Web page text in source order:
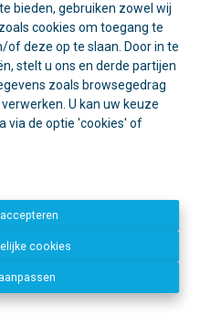
bieden, gebruiken zowel wij
cookies om toegang te
deze op te slaan. Door in te
stelt u ons en derde partijen
zoals browsegedrag
U kan uw keuze
via de optie 'cookies' of
cookies
deur schuilt
🏡
we vaak op pad
bezichtigingen.
in de namiddag
op afspraak.
verder!
anders een deur
😉
en graag tot